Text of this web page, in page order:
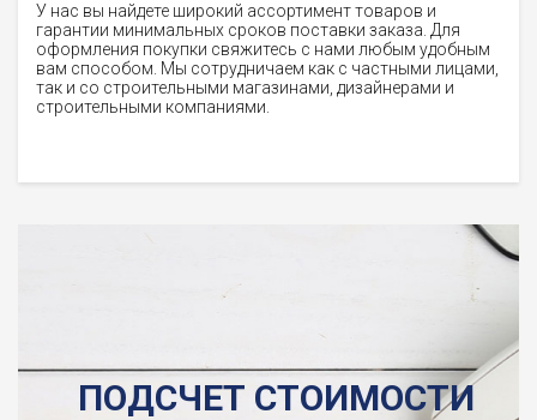
У нас вы найдете широкий ассортимент товаров и
гарантии минимальных сроков поставки заказа. Для
оформления покупки свяжитесь с нами любым удобным
вам способом. Мы сотрудничаем как с частными лицами,
так и со строительными магазинами, дизайнерами и
строительными компаниями.
ПОДСЧЕТ СТОИМОСТИ